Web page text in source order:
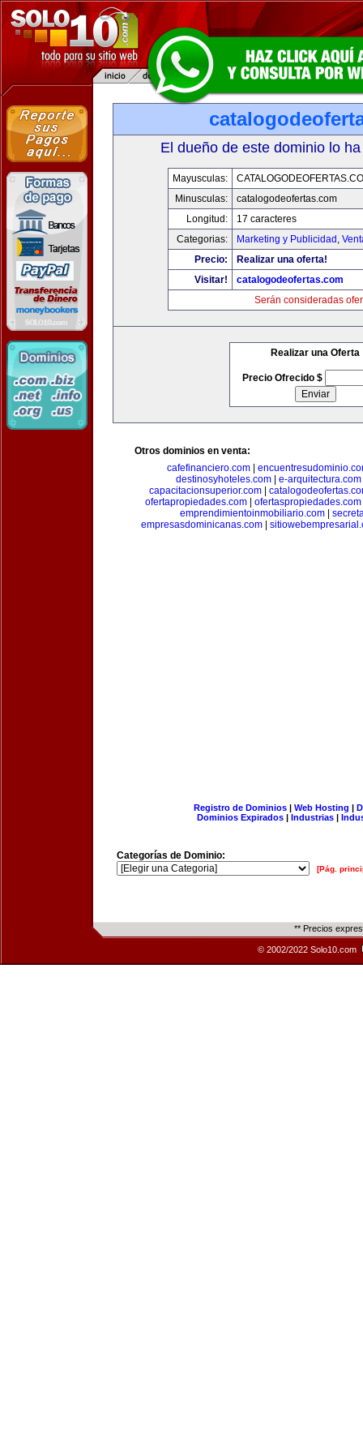
El dueño de este dominio lo
Mayusculas:
Minusculas:
catalogodeofertas.com
Longitud:
17 caracteres
Categorias:
Marketing y Publicidad ,
Precio:
Realizar una oferta!
Visitar!
catalogodeofertas.com
Serán consideradas
Realizar una Oferta
Precio Ofrecido $
Otros dominios en venta:
cafefinanciero.com
destinosyhoteles.com
e-arquitectura.com
capacitacionsuperior.com
ofertapropiedades.com
ofertaspropiedades.com
emprendimientoinmobiliario.com|
empresasdominicanas.com|
Registro de Dominios| Web Hosting |
Dominios Expirados | Industrias |
Categorías de Dominio:
[Pág.
** Precios
© 2002/2022 Solo10.com